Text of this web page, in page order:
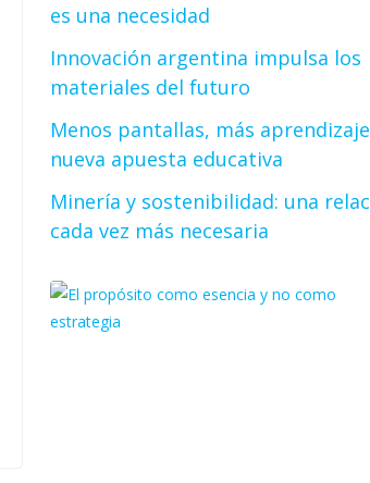
es una necesidad
Innovación argentina impulsa los
materiales del futuro
Menos pantallas, más
nueva apuesta educativa
Minería y sostenibilidad: una
cada vez más necesaria